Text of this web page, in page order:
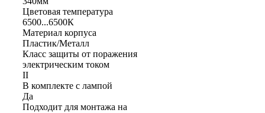
Цветовая температура
6500...6500К
Материал корпуса
Пластик/Металл
Класс защиты от поражения
электрическим током
II
В комплекте с лампой
Да
Подходит для монтажа на